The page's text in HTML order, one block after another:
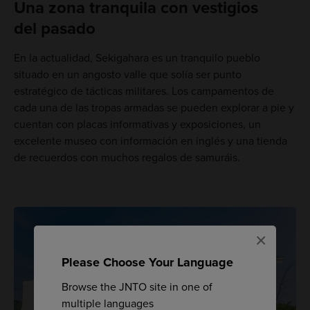
Please Choose Your Language
Browse the JNTO site in one of
multiple languages
×
Una zona tranquila con vestigios
del pasado
En la actualidad, Sekigahara es un tranquilo pueblo
situado en un angosto valle que solía ser punto
estratégico de tácticas militares. Los campamentos de
cada una de las tropas armadas se pueden explorar a pie y
cuentan con placas informativas y exposiciones, un
excelente museo con información en inglés y una tienda
de recuerdos con muchos regalos de samuráis.